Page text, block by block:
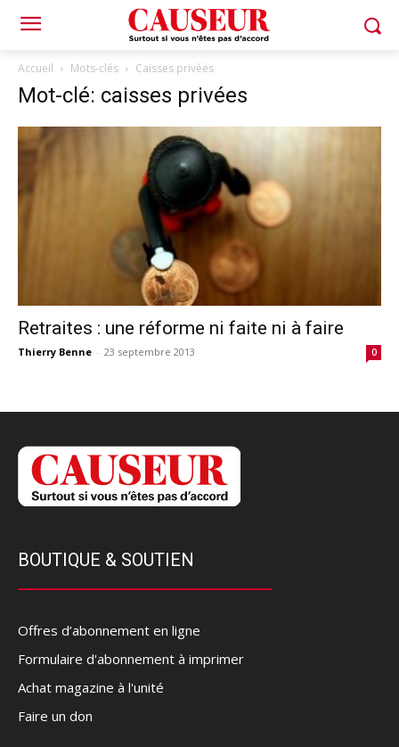
Accueil Mots-clés Caisses privées
Mot-clé: caisses privées
Retraites : une réforme ni faite ni à faire
Thierry Benne - 23 septembre 2013 0
BOUTIQUE & SOUTIEN
Offres d’abonnement en ligne
Formulaire d'abonnement à imprimer
Achat magazine à l'unité
Faire un don